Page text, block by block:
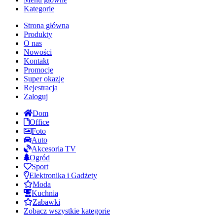
Kategorie
Strona główna
Produkty
O nas
Nowości
Kontakt
Promocje
Super okazje
Rejestracja
Zaloguj
Dom
Office
Foto
Auto
Akcesoria TV
Ogród
Sport
Elektronika i Gadżety
Moda
Kuchnia
Zabawki
Zobacz wszystkie kategorie